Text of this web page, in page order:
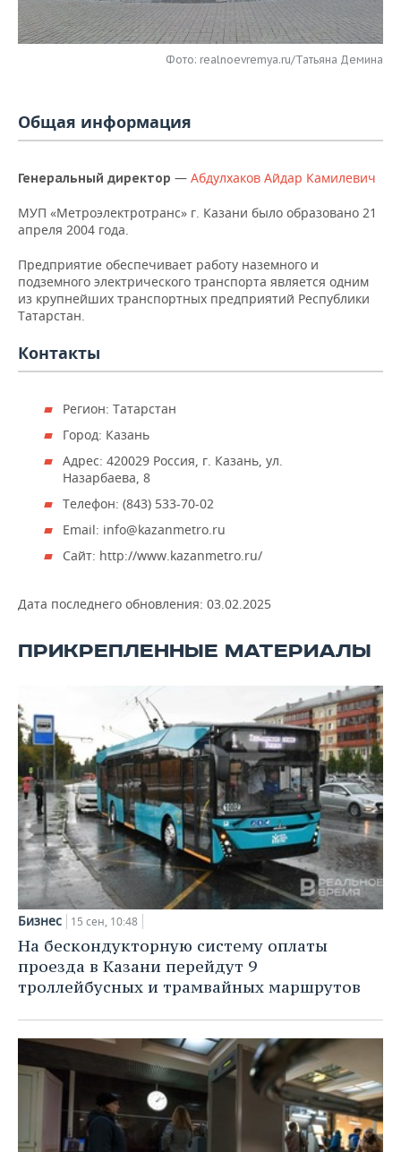
НЕФТЕХИМИЯ
НЕФТЬ
ЭНЕРГЕТИКА
РОЗНИЧНАЯ ТОРГОВЛЯ
УСЛУГИ
НОВОСТИ ТЕХНОЛОГИЙ
МЕДИА
МЕРОПРИЯТИЯ
ВЫЕЗДНАЯ РЕДАКЦИЯ
ОТКРЫТАЯ ЛЕКЦИЯ
НОВОСТИ СПОРТА
БАСКЕТБОЛ
ВОЛЕЙБОЛ
КИБЕРСПОРТ
ФИГУРНОЕ КАТАНИЕ
ВОДНЫЕ ВИДЫ СПОРТА
ХОККЕЙ С МЯЧОМ
ОБЩЕСТВО
ИНФРАСТРУКТУРА
ИСТОРИЯ
КУЛЬТУРА
МЕДИЦИНА
ОБРАЗОВАНИЕ
ПРОИСШЕСТВИЯ
СПРАВОЧНИК
СПИСОК ПЕРСОН
СПИСОК КОМПАНИЙ
ПОЛНАЯ ВЕРСИЯ
Фото: realnoevremya.ru/Татьяна Демина
Общая информация
Генеральный директор — Абдулхаков Айдар Камилевич
МУП «Метроэлектротранс» г. Казани было образовано 21
апреля 2004 года.
Предприятие обеспечивает работу наземного и
подземного электрического транспорта является одним
из крупнейших транспортных предприятий Республики
Татарстан.
Контакты
Регион: Татарстан
Город: Казань
Адрес: 420029 Россия, г. Казань, ул.
Назарбаева, 8
Телефон: (843) 533-70-02
Email: info@kazanmetro.ru
Сайт: http://www.kazanmetro.ru/
Дата последнего обновления: 03.02.2025
ПРИКРЕПЛЕННЫЕ МАТЕРИАЛЫ
Бизнес 15 сен, 10:48
На бескондукторную систему оплаты
проезда в Казани перейдут 9
троллейбусных и трамвайных маршрутов